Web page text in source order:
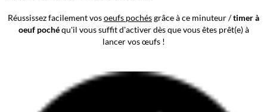
Réussissez facilement vosoeufs pochésgrâce à ce minuteur /timer à
oeuf pochéqu'il vous suffit d'activer dès que vous êtes prêt(e) à
lancer vos œufs !